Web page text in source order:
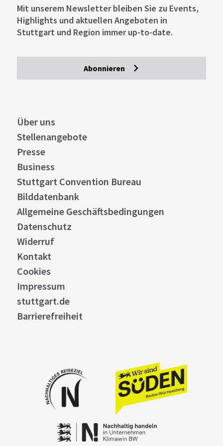
Mit unserem Newsletter bleiben Sie zu Events,
Highlights und aktuellen Angeboten in
Stuttgart und Region immer up-to-date.
Abonnieren
Über uns
Stellenangebote
Presse
Business
Stuttgart Convention Bureau
Bilddatenbank
Allgemeine Geschäftsbedingungen
Datenschutz
Widerruf
Kontakt
Cookies
Impressum
stuttgart.de
Barrierefreiheit